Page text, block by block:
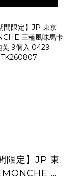
限定】JP 東
三